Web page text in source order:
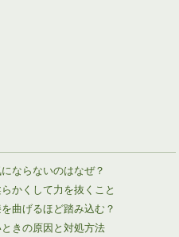
ならないのはなぜ？
かくして力を抜くこと
曲げるほど踏み込む？
きの原因と対処方法